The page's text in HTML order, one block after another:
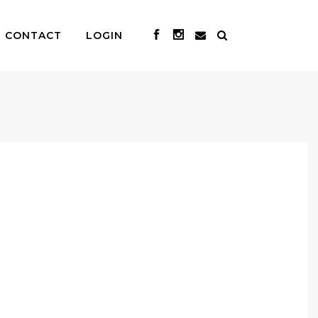
CONTACT LOGIN